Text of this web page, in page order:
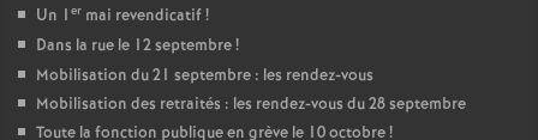
Un 1 er mai revendicatif!
Dans la rue le 12 septembre!
Mobilisation du 21 septembre : les rendez-vous
Mobilisation des retraités : les rendez-vous du 28 septembre
Toute la fonction publique en grève le 10 octobre!